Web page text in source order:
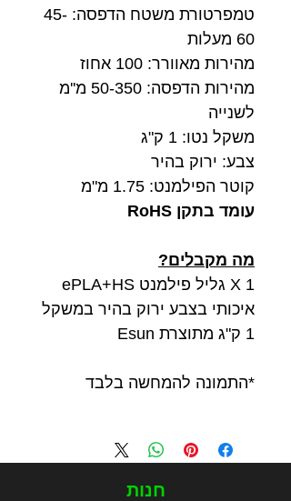
טמפרטורת משטח הדפסה: 45-
60 מעלות
מהירות מאוורר: 100 אחוז
מהירות הדפסה: 50-350 מ''מ
לשנייה
משקל נטו: 1 ק"ג
צבע: ירוק בהיר
קוטר הפילמנט: 1.75 מ"מ
עומד בתקן RoHS
מה מקבלים?
1 X גליל פילמנט ePLA+HS
איכותי בצבע ירוק בהיר במשקל
1 ק"ג מתוצרת Esun
*התמונה להמחשה בלבד
חנות